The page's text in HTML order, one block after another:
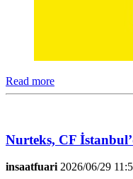
Read more
Nurteks, CF
insaatfuari 2026/06/29